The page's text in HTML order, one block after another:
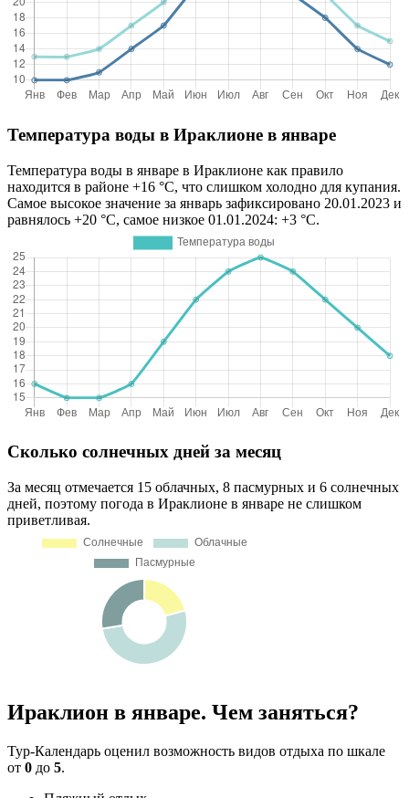
Температура воды в Ираклионе в январе
Температура воды в январе в Ираклионе как правило
находится в районе +16 °C, что слишком холодно для купания.
Самое высокое значение за январь зафиксировано 20.01.2023 и
равнялось +20 °C, самое низкое 01.01.2024: +3 °C.
Сколько солнечных дней за месяц
За месяц отмечается 15 облачных, 8 пасмурных и 6 солнечных
дней, поэтому погода в Ираклионе в январе не слишком
приветливая.
Ираклион в январе. Чем заняться?
Тур-Календарь оценил возможность видов отдыха по шкале
от 0 до 5.